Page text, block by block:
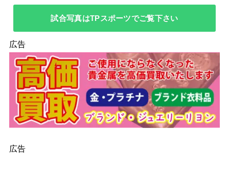
試合写真はTPスポーツでご覧下さい
広告
広告